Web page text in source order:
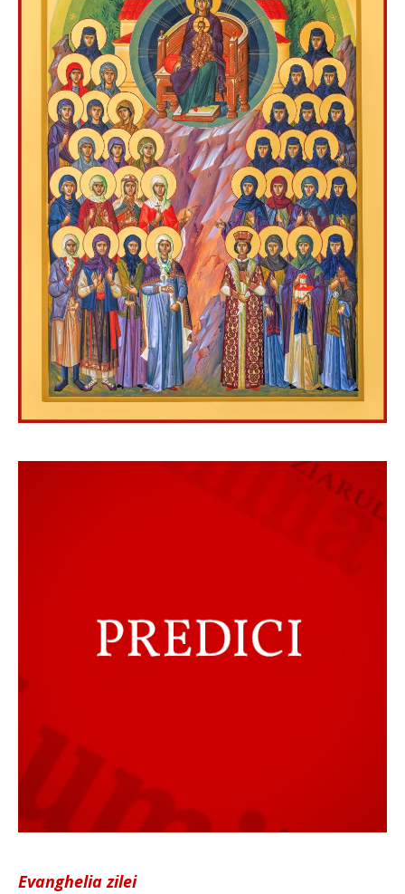
Evanghelia zilei